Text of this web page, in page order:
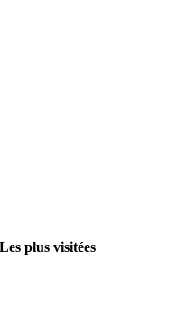
Les plus visitées